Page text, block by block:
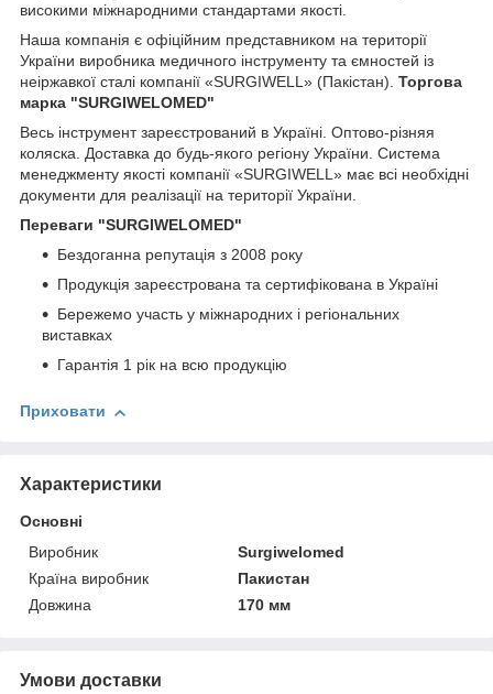
високими міжнародними стандартами якості.
Наша компанія є офіційним представником на території
України виробника медичного інструменту та ємностей із
неіржавкої сталі компанії «SURGIWELL» (Пакістан). Торгова
марка "SURGIWELOMED"
Весь інструмент зареєстрований в Україні. Оптово-різняя
коляска. Доставка до будь-якого регіону України. Система
менеджменту якості компанії «SURGIWELL» має всі необхідні
документи для реалізації на території України.
Переваги "SURGIWELOMED"
Бездоганна репутація з 2008 року
Продукція зареєстрована та сертифікована в Україні
Бережемо участь у міжнародних і регіональних
виставках
Гарантія 1 рік на всю продукцію
Приховати
Характеристики
Основні
Виробник
Surgiwelomed
Країна виробник
Пакистан
Довжина
170 мм
Умови доставки